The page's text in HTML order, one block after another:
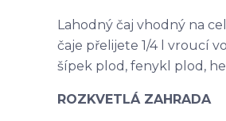
Lahodný čaj vhodný na
čaje přelijete 1/4 l vroucí
šípek plod, fenykl plod,
ROZKVETLÁ ZAHRADA